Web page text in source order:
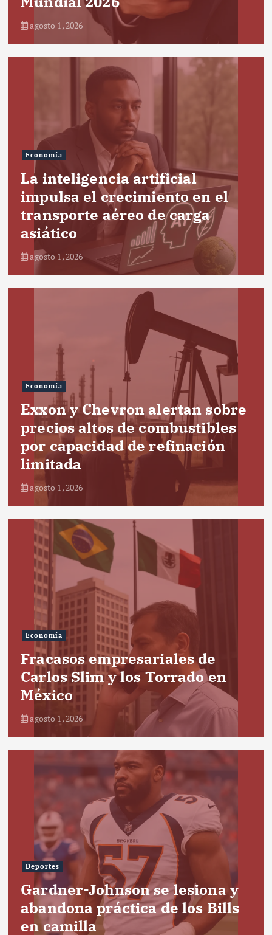
agosto 1, 2026
Economía
La inteligencia artificial
impulsa el crecimiento en el
transporte aéreo de carga
asiático
agosto 1, 2026
Economía
Exxon y Chevron alertan sobre
precios altos de combustibles
por capacidad de refinación
limitada
agosto 1, 2026
Economía
Fracasos empresariales de
Carlos Slim y los Torrado en
México
agosto 1, 2026
Deportes
Gardner-Johnson se lesiona y
abandona práctica de los Bills
en camilla